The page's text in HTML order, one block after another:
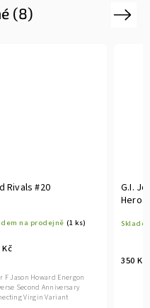
(8)
Rivals #20
na prodejně (1 ks)
Kč
F Jason Howard Energon
Second Anniversary
Virgin Variant
G.I.
Hero
350 Kč
Next